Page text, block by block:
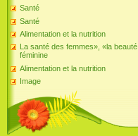
Santé
Santé
Alimentation et la nutrition
La santé des femmes», «la beauté
féminine
Alimentation et la nutrition
Image